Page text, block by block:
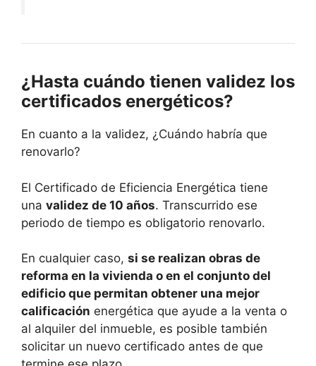
¿Hasta cuándo tienen validez los
certificados energéticos?
En cuanto a la validez, ¿Cuándo habría que
renovarlo?
El Certificado de Eficiencia Energética tiene
una validez de 10 años. Transcurrido ese
periodo de tiempo es obligatorio renovarlo.
En cualquier caso, si se realizan obras de
reforma en la vivienda o en el conjunto del
edificio que permitan obtener una mejor
calificación energética que ayude a la venta o
al alquiler del inmueble, es posible también
solicitar un nuevo certificado antes de que